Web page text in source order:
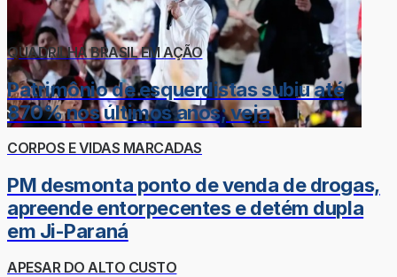
QUADRILHA BRASIL EM AÇÃO
Patrimônio de esquerdistas subiu até
870% nos últimos anos; veja
CORPOS E VIDAS MARCADAS
PM desmonta ponto de venda de drogas,
apreende entorpecentes e detém dupla
em Ji-Paraná
APESAR DO ALTO CUSTO